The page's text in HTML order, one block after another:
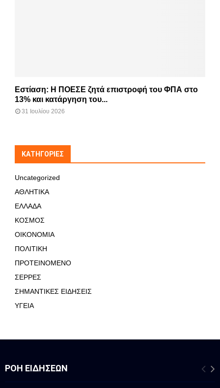
Εστίαση: Η ΠΟΕΣΕ ζητά επιστροφή του ΦΠΑ στο
13% και κατάργηση του...
31 Ιουλίου 2026
KΑΤΗΓΟΡΊΕΣ
Uncategorized
ΑΘΛΗΤΙΚΑ
ΕΛΛΑΔΑ
ΚΟΣΜΟΣ
ΟΙΚΟΝΟΜΙΑ
ΠΟΛΙΤΙΚΗ
ΠΡΟΤΕΙΝΟΜΕΝΟ
ΣΕΡΡΕΣ
ΣΗΜΑΝΤΙΚΕΣ ΕΙΔΗΣΕΙΣ
ΥΓΕΙΑ
ΡΟΉ ΕΙΔΉΣΕΩΝ